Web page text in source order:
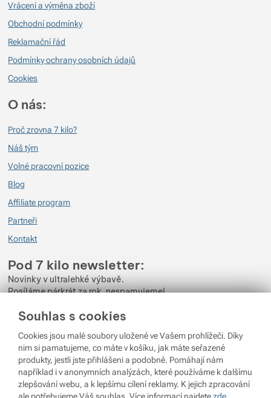
Souhlas s cookies
Cookies jsou malé soubory uložené ve Vašem prohlížeči. Díky
nim si pamatujeme, co máte v košíku, jak máte seřazené
produkty, jestli jste přihlášeni a podobně. Pomáhají nám
například i v anonymních analýzách, které používáme k dalšímu
zlepšování webu, a k lepšímu cílení reklamy. K jejich zpracování
Vrácení a výměna zboží
Obchodní podmínky
Reklamační řád
Podmínky ochrany osobních údajů
Cookies
O nás:
Proč zrovna 7 kilo?
Náš tým
Volné pracovní pozice
Blog
Affiliate program
Partneři
Kontakt
Pod 7 kilo newsletter:
Novinky v ultralehké výbavě.
Posíláme párkrát za rok, nespamujeme!
Zadejte váš e-mail
Odběrem newsletteru souhlasíte se zpracovánímOsobních údajů.
Přihlásit se